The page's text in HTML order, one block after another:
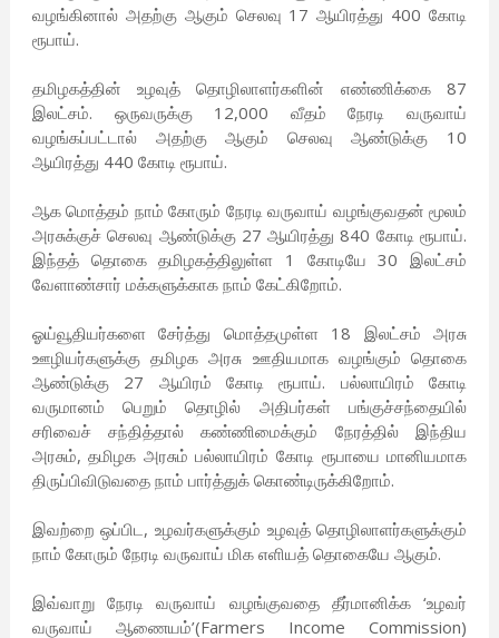
வழங்கினால் அதற்கு ஆகும் செலவு 17 ஆயிரத்து 400 கோடி
ரூபாய்.
தமிழகத்தின் உழவுத் தொழிலாளர்களின் எண்ணிக்கை 87
இலட்சம். ஒருவருக்கு 12,000 வீதம் நேரடி வருவாய்
வழங்கப்பட்டால் அதற்கு ஆகும் செலவு ஆண்டுக்கு 10
ஆயிரத்து 440 கோடி ரூபாய்.
ஆக மொத்தம் நாம் கோரும் நேரடி வருவாய் வழங்குவதன் மூலம்
அரசுக்குச் செலவு ஆண்டுக்கு 27 ஆயிரத்து 840 கோடி ரூபாய்.
இந்தத் தொகை தமிழகத்திலுள்ள 1 கோடியே 30 இலட்சம்
வேளாண்சார் மக்களுக்காக நாம் கேட்கிறோம்.
ஓய்வூதியர்களை சேர்த்து மொத்தமுள்ள 18 இலட்சம் அரசு
ஊழியர்களுக்கு தமிழக அரசு ஊதியமாக வழங்கும் தொகை
ஆண்டுக்கு 27 ஆயிரம் கோடி ரூபாய். பல்லாயிரம் கோடி
வருமானம் பெறும் தொழில் அதிபர்கள் பங்குச்சந்தையில்
சரிவைச் சந்தித்தால் கண்ணிமைக்கும் நேரத்தில் இந்திய
அரசும், தமிழக அரசும் பல்லாயிரம் கோடி ரூபாயை மானியமாக
திருப்பிவிடுவதை நாம் பார்த்துக் கொண்டிருக்கிறோம்.
இவற்றை ஒப்பிட, உழவர்களுக்கும் உழவுத் தொழிலாளர்களுக்கும்
நாம் கோரும் நேரடி வருவாய் மிக எளியத் தொகையே ஆகும்.
இவ்வாறு நேரடி வருவாய் வழங்குவதை தீர்மானிக்க ‘உழவர்
வருவாய் ஆணையம்’(Farmers Income Commission)